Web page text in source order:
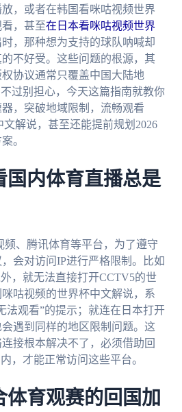
，或者在韩国看咪咕视频世界
，甚至在日本看咪咕视频世界
，那种想为支持的球队呐喊却
不好受。这些问题的根源，其
协议通常只覆盖中国大陆地
过别担心，今天这篇指南就教你
，突破地域限制，流畅观看
解说，甚至还能提前规划2026
。
国内体育直播总是
频、腾讯体育等平台，为了遵守
会对访问IP进行严格限制。比如
，就无法直接打开CCTV5的世
咕视频的世界杯中文解说，系
法观看”的提示；就连在日本打开
遇到同样的地区限制问题。这
接根本解决不了，必须借助回
，才能正常访问这些平台。
体育观赛的回国加